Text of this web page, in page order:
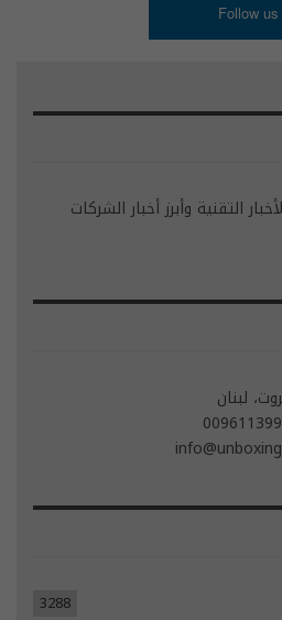
Follow us
التقنية وأبرز أخبار الشركات
لبنان
3288